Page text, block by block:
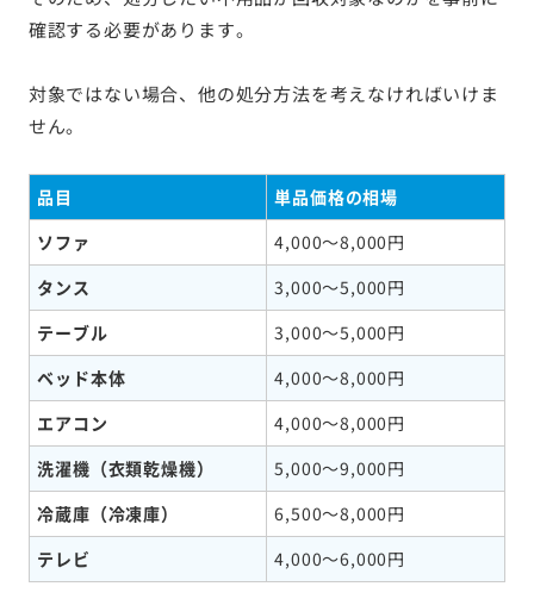
確認する必要があります。
対象ではない場合、他の処分方法を考えなければいけま
せん。
品目
単品価格の相場
ソファ
4,000～8,000円
タンス
3,000～5,000円
テーブル
3,000～5,000円
ベッド本体
4,000～8,000円
エアコン
4,000～8,000円
洗濯機（衣類乾燥機）
5,000～9,000円
冷蔵庫（冷凍庫）
6,500～8,000円
テレビ
4,000～6,000円